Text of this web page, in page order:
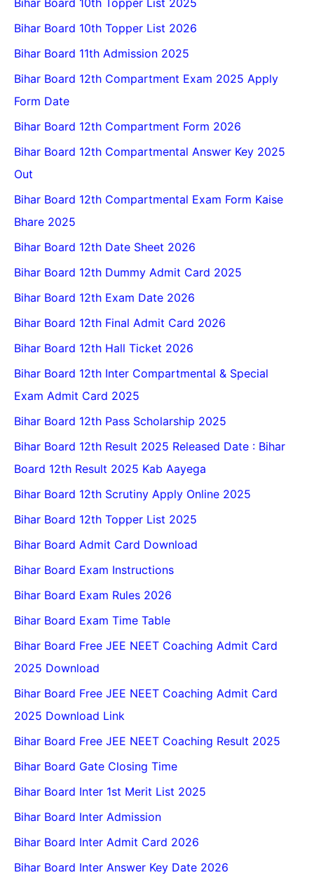
Bihar Board 10th Topper List 2026
Bihar Board 11th Admission 2025
Bihar Board 12th Compartment Exam 2025 Apply
Form Date
Bihar Board 12th Compartment Form 2026
Bihar Board 12th Compartmental Answer Key 2025
Out
Bihar Board 12th Compartmental Exam Form Kaise
Bhare 2025
Bihar Board 12th Date Sheet 2026
Bihar Board 12th Dummy Admit Card 2025
Bihar Board 12th Exam Date 2026
Bihar Board 12th Final Admit Card 2026
Bihar Board 12th Hall Ticket 2026
Bihar Board 12th Inter Compartmental & Special
Exam Admit Card 2025
Bihar Board 12th Pass Scholarship 2025
Bihar Board 12th Result 2025 Released Date : Bihar
Board 12th Result 2025 Kab Aayega
Bihar Board 12th Scrutiny Apply Online 2025
Bihar Board 12th Topper List 2025
Bihar Board Admit Card Download
Bihar Board Exam Instructions
Bihar Board Exam Rules 2026
Bihar Board Exam Time Table
Bihar Board Free JEE NEET Coaching Admit Card
2025 Download
Bihar Board Free JEE NEET Coaching Admit Card
2025 Download Link
Bihar Board Free JEE NEET Coaching Result 2025
Bihar Board Gate Closing Time
Bihar Board Inter 1st Merit List 2025
Bihar Board Inter Admission
Bihar Board Inter Admit Card 2026
Bihar Board Inter Answer Key Date 2026